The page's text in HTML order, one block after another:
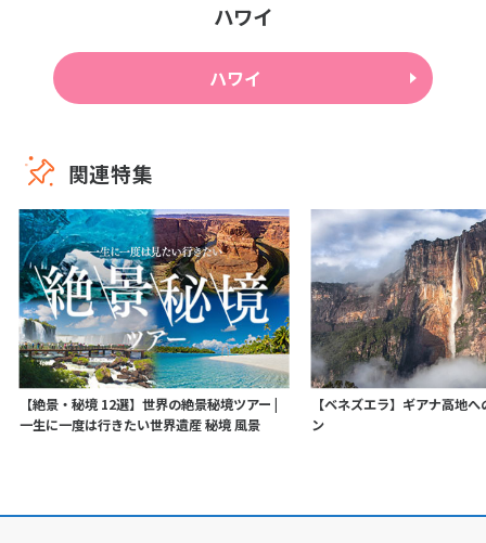
ハワイ
ハワイ
関連特集
【絶景・秘境 12選】世界の絶景秘境ツアー |
一生に一度は行きたい世界遺産 秘境 風景
【ベネズエラ】ギアナ高地
ン